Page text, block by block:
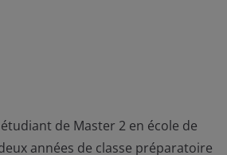
de Master 2 en école de
années de classe préparatoire